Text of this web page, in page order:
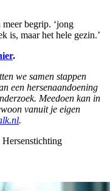
begrip. ‘jong
is, maar het hele gezin.’
.
we samen stappen
een hersenaandoening
Meedoen kan in
vanuit je eigen
.